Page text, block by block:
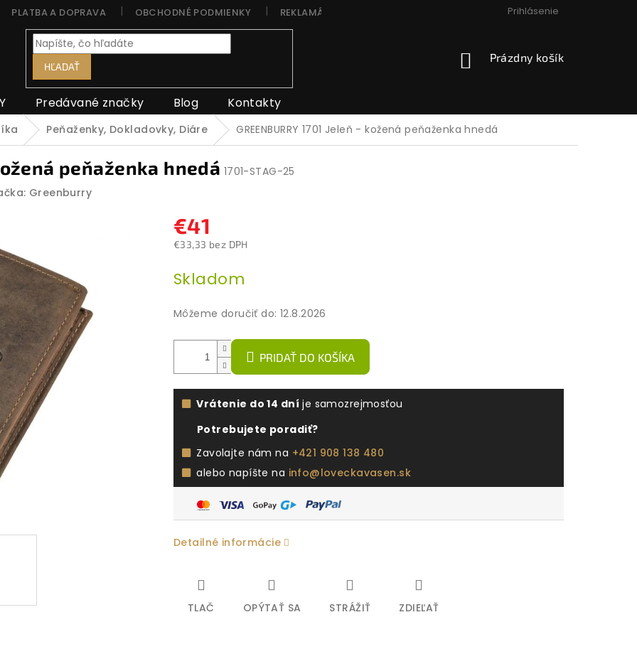
PLATBA A DOPRAVA OBCHODNÉ PODMIENKY REKLAMÁCIA, VÝMENA, VRÁTENIE PODMIENKY OCHRANY
Prihlásenie
HĽADAŤ
NÁKUPNÝ
Prázdny košík
Predávané značky Blog Kontakty
Peňaženky, Dokladovky, Diáre GREENBURRY 1701 Jeleň - kožená peňaženka hnedá
peňaženka hnedá 1701-STAG-25
Greenburry
€41
€33,33 bez DPH
cena:
Skladom
Môžeme doručiť do: 12.8.2026
PRIDAŤ DO KOŠÍKA
Vrátenie do 14 dní je samozrejmosťou
Potrebujete poradiť?
Zavolajte nám na +421 908 138 480
alebo napíšte na info@loveckavasen.sk
Detailné informácie
TLAČ OPÝTAŤ SA STRÁŽIŤ ZDIEĽAŤ